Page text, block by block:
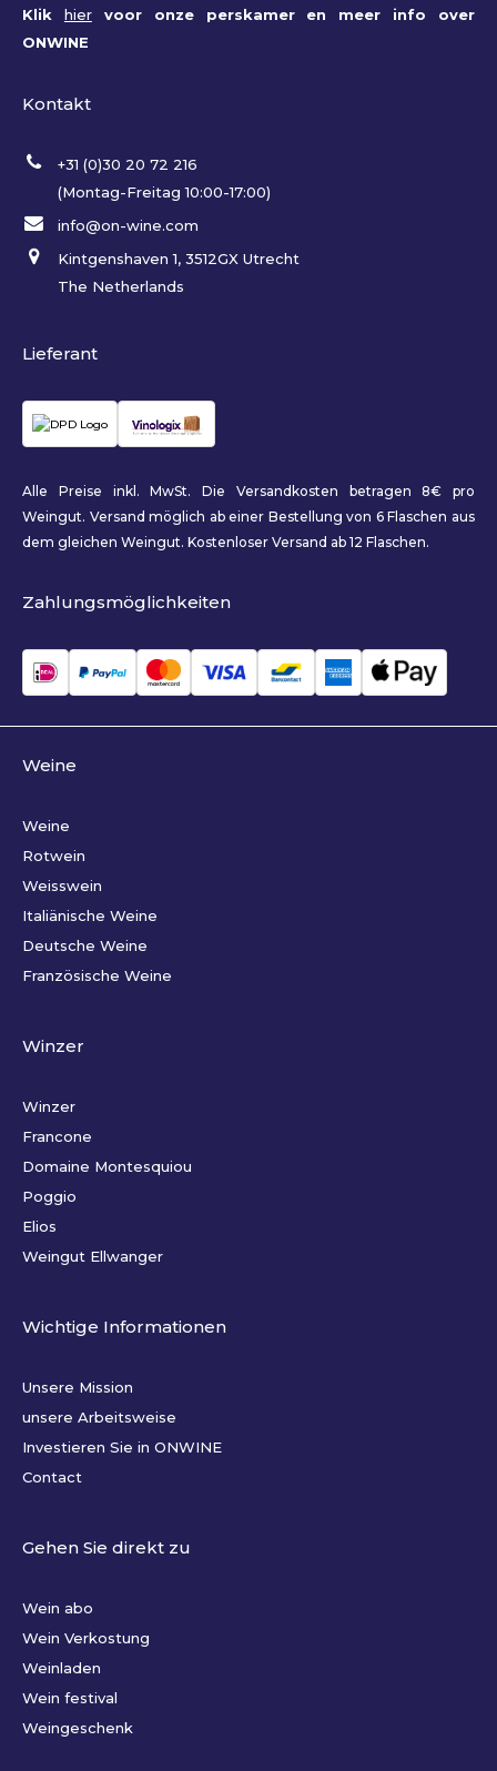
Klik hiervoor onze perskamer en meer info over
ONWINE
Kontakt
+31 (0)30 20 72 216
(Montag-Freitag 10:00-17:00)
info@on-wine.com
Kintgenshaven 1, 3512GX Utrecht
The Netherlands
Lieferant
Alle Preise inkl. MwSt. Die Versandkosten betragen 8€ pro
Weingut. Versand möglich ab einer Bestellung von 6 Flaschen aus
dem gleichen Weingut. Kostenloser Versand ab 12 Flaschen.
Zahlungsmöglichkeiten
Weine
Weine
Rotwein
Weisswein
Italiänische Weine
Deutsche Weine
Französische Weine
Winzer
Winzer
Francone
Domaine Montesquiou
Poggio
Elios
Weingut Ellwanger
Wichtige Informationen
Unsere Mission
unsere Arbeitsweise
Investieren Sie in ONWINE
Contact
Gehen Sie direkt zu
Wein abo
Wein Verkostung
Weinladen
Wein festival
Weingeschenk